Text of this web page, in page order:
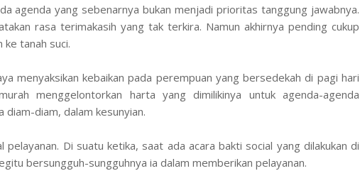
agenda yang sebenarnya bukan menjadi prioritas tanggung jawabnya.
rasa terimakasih yang tak terkira. Namun akhirnya pending cukup
ke tanah suci.
menyaksikan kebaikan pada perempuan yang bersedekah di pagi hari
menggelontorkan harta yang dimilikinya untuk agenda-agenda
diam-diam, dalam kesunyian.
pelayanan. Di suatu ketika, saat ada acara bakti social yang dilakukan di
bersungguh-sungguhnya ia dalam memberikan pelayanan.